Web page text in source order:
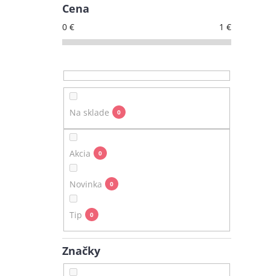
Cena
0 € 1 €
Na sklade 0
Akcia 0
Novinka 0
Tip 0
Značky